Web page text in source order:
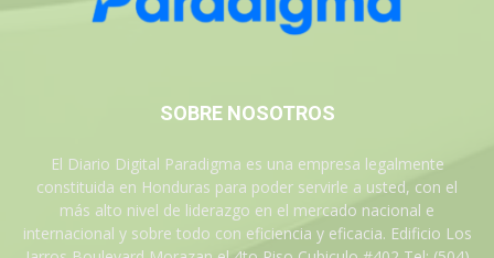
SOBRE NOSOTROS
El Diario Digital Paradigma es una empresa legalmente
constituida en Honduras para poder servirle a usted, con el
más alto nivel de liderazgo en el mercado nacional e
internacional y sobre todo con eficiencia y eficacia. Edificio Los